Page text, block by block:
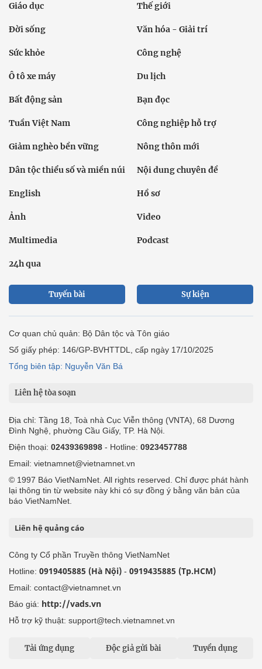
Giáo dục Thế giới
Đời sống Văn hóa - Giải trí
Sức khỏe Công nghệ
Ô tô xe máy Du lịch
Bất động sản Bạn đọc
Tuần Việt Nam Công nghiệp hỗ trợ
Giảm nghèo bền vững Nông thôn mới
Dân tộc thiểu số và miền núi Nội dung chuyên đề
English Hồ sơ
Ảnh Video
Multimedia Podcast
24h qua
Tuyến bài Sự kiện
Cơ quan chủ quản: Bộ Dân tộc và Tôn giáo
Số giấy phép: 146/GP-BVHTTDL, cấp ngày 17/10/2025
Tổng biên tập: Nguyễn Văn Bá
Liên hệ tòa soạn
Địa chỉ: Tầng 18, Toà nhà Cục Viễn thông (VNTA), 68 Dương
Đình Nghệ, phường Cầu Giấy, TP. Hà Nội.
Điện thoại: 02439369898 - Hotline: 0923457788
Email: vietnamnet@vietnamnet.vn
© 1997 Báo VietNamNet. All rights reserved. Chỉ được phát hành
lại thông tin từ website này khi có sự đồng ý bằng văn bản của
báo VietNamNet.
Liên hệ quảng cáo
Công ty Cổ phần Truyền thông VietNamNet
Hotline: 0919405885 (Hà Nội) - 0919435885 (Tp.HCM)
Email: contact@vietnamnet.vn
Báo giá: http://vads.vn
Hỗ trợ kỹ thuật: support@tech.vietnamnet.vn
Tải ứng dụng Độc giả gửi bài Tuyển dụng